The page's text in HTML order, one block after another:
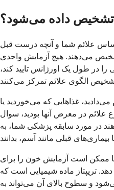
تشخیص داده می‌شود؟
علائم شما و آنچه درست قبل
می‌دهند. هیچ آزمایش واحدی
را در طول یک اورژانس تایید کند،
غذاهایی که می‌خوردید یا
در معرض آنها بودید، سوال
در مورد سابقه پزشکی شما، به
ممکن است آزمایش خون را برای
تریپتاز ماده شیمیایی است که
و سطوح بالای آن می‌تواند به